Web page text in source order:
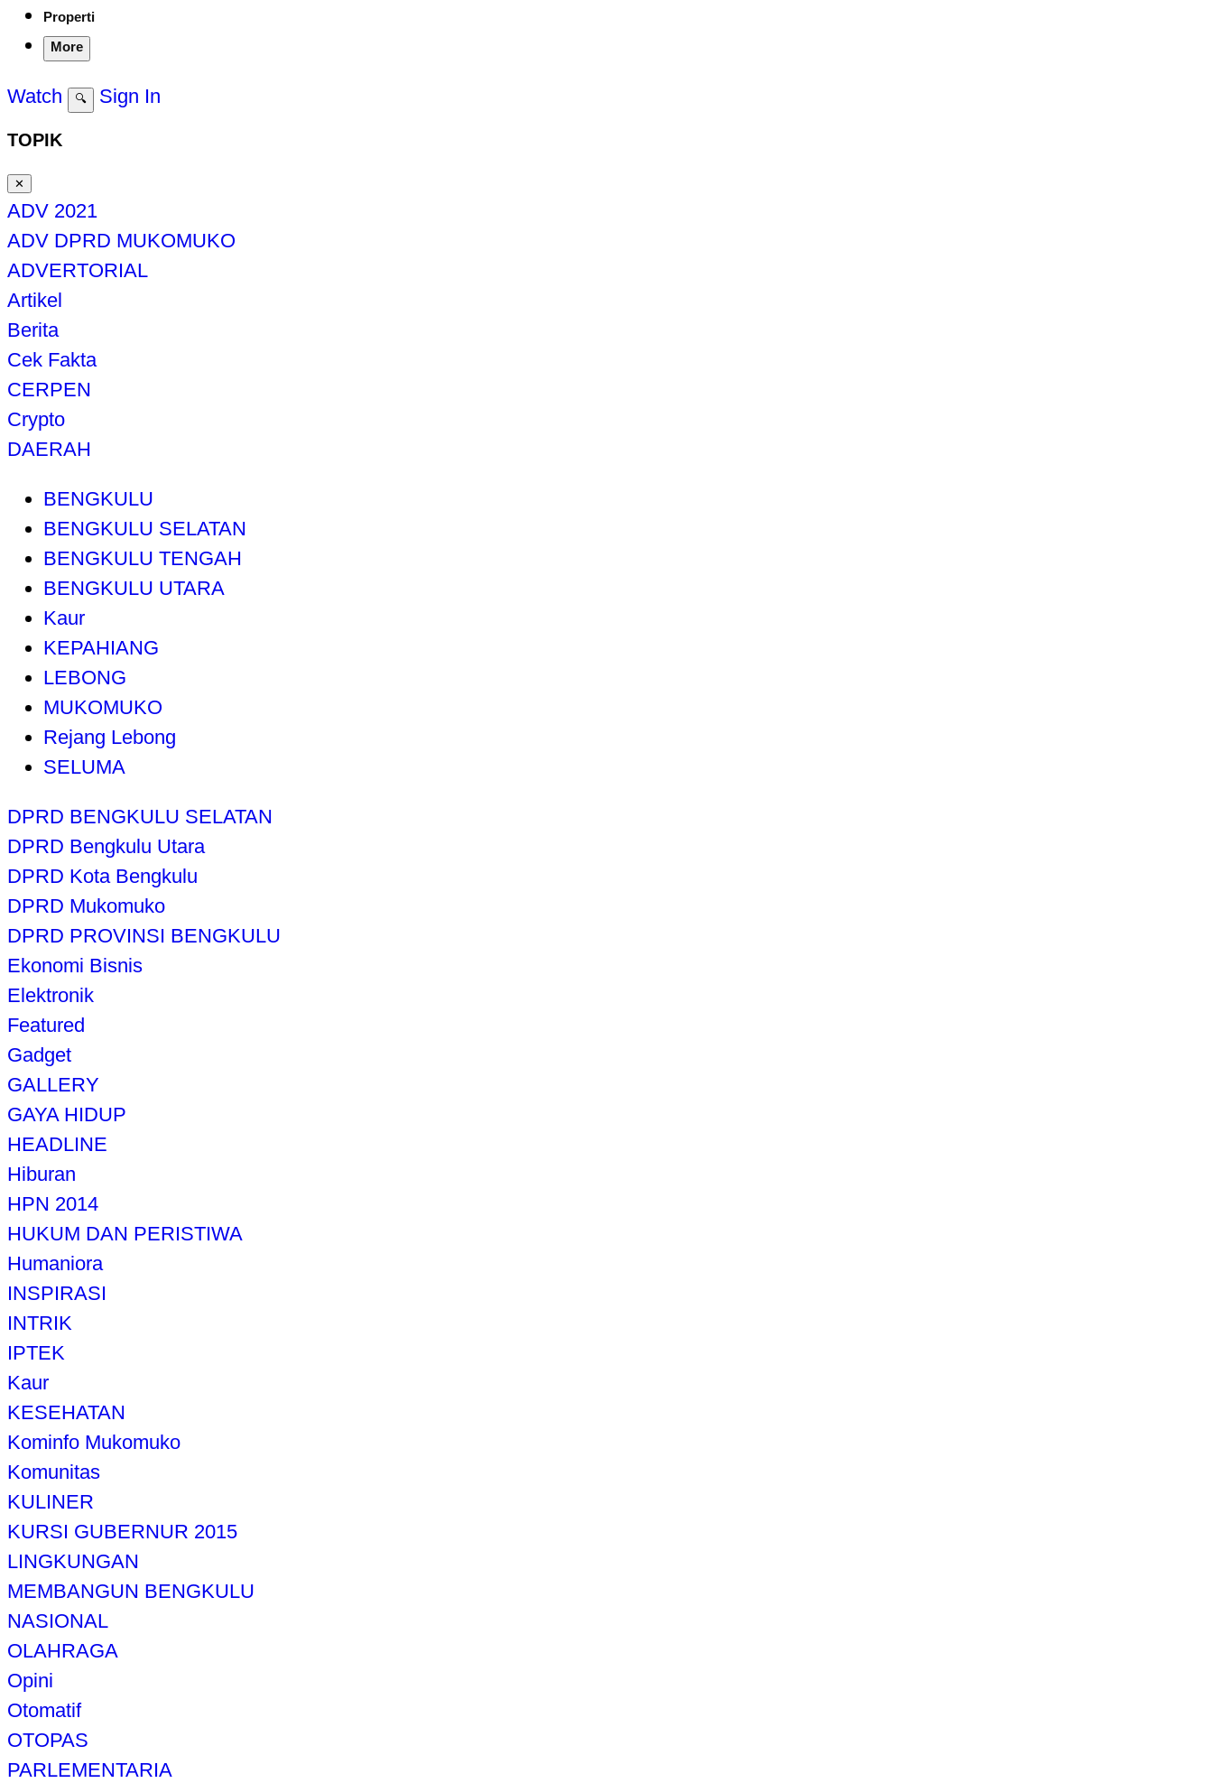
Properti
More
Watch 🔍 Sign In
TOPIK
✕
ADV 2021
ADV DPRD MUKOMUKO
ADVERTORIAL
Artikel
Berita
Cek Fakta
CERPEN
Crypto
DAERAH
BENGKULU
BENGKULU SELATAN
BENGKULU TENGAH
BENGKULU UTARA
Kaur
KEPAHIANG
LEBONG
MUKOMUKO
Rejang Lebong
SELUMA
DPRD BENGKULU SELATAN
DPRD Bengkulu Utara
DPRD Kota Bengkulu
DPRD Mukomuko
DPRD PROVINSI BENGKULU
Ekonomi Bisnis
Elektronik
Featured
Gadget
GALLERY
GAYA HIDUP
HEADLINE
Hiburan
HPN 2014
HUKUM DAN PERISTIWA
Humaniora
INSPIRASI
INTRIK
IPTEK
Kaur
KESEHATAN
Kominfo Mukomuko
Komunitas
KULINER
KURSI GUBERNUR 2015
LINGKUNGAN
MEMBANGUN BENGKULU
NASIONAL
OLAHRAGA
Opini
Otomatif
OTOPAS
PARLEMENTARIA